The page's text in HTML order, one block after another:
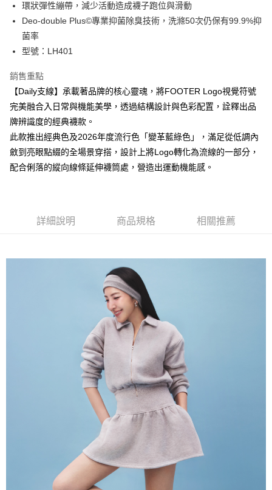
運送方式
付款後全家取貨
7-11取貨付款
每筆NT$100，滿NT$888(含以上)免運費
付款後7-11取貨
每筆NT$100，滿NT$888(含以上)免運費
環狀彈性繃帶，減少活動造成襪子跑位與滑動
Deo-double Plus©專業抑菌除臭技術，洗滌50次仍保有99.9%抑
菌率
型號：LH401
銷售重點
【Daily支線】承載著品牌的核心靈魂，將FOOTER Logo視覺符號
完美融合入日常與機能美學，透過結構設計與色彩配置，詮釋出品
牌辨識度的經典襪款。
此款推出經典色及2026年度流行色「變革藍綠色」，滿足從低調內
斂到亮眼點綴的全場景穿搭，設計上將Logo轉化為流線的一部分，
配合俐落的縱向線條延伸襪筒處，營造出運動機能感。
詳細說明 商品規格 相關推薦